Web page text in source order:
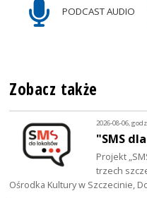
PODCAST AUDIO
Zobacz także
2026-08-06,
"SMS
Projekt
trzech
Ośrodka Kultury w Szczecinie,